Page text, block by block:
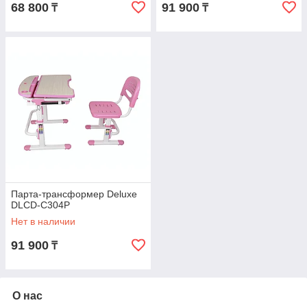
68 800 ₸ 91 900 ₸
Парта-трансформер Deluxe
DLCD-C304P
Нет в наличии
91 900 ₸
О нас